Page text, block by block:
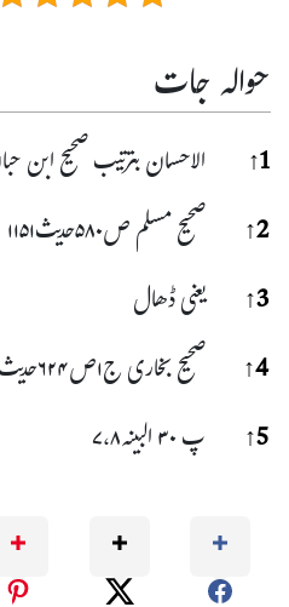
حوالہ جات
1
↑
الاحسان بترتیب صحیح ابن حبان ج۵
2
↑
صحیح مسلم ص۵۸۰حدیث۱۱۵۱
3
↑
یعنی ڈھال
4
↑
صحیح بخاری ج۱ص۶۲۴حدیث۱۸۹۴
5
↑ پ ۳۰ البینہ۷،۸